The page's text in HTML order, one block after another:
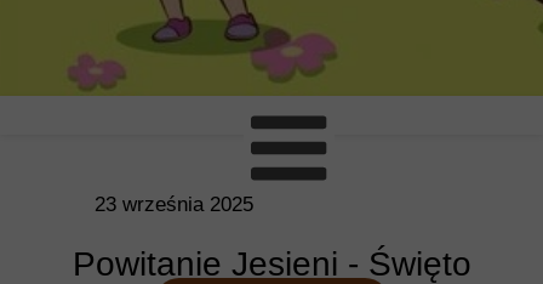
23 września 2025
Powitanie Jesieni - Święto